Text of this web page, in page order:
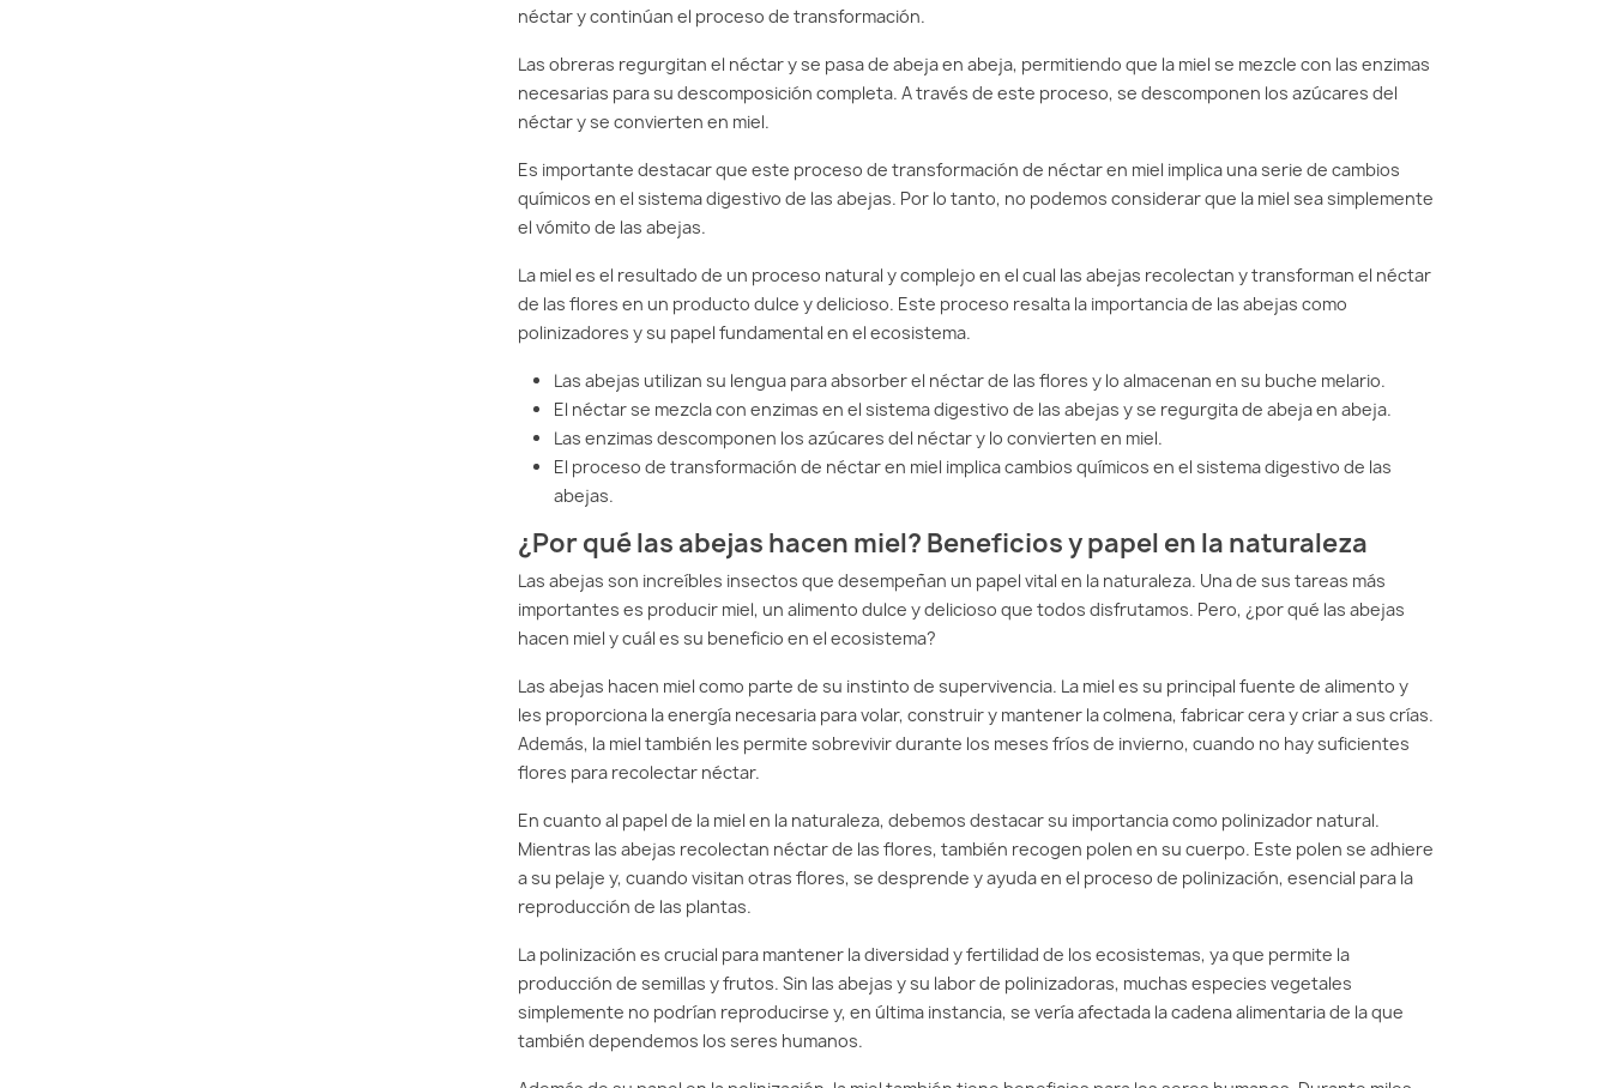
néctar y continúan el proceso de transformación.
Las obreras regurgitan el néctar y se pasa de abeja en abeja, permitiendo que la miel se mezcle con las enzimas
necesarias para su descomposición completa. A través de este proceso, se descomponen los azúcares del
néctar y se convierten en miel.
Es importante destacar que este proceso de transformación de néctar en miel implica una serie de cambios
químicos en el sistema digestivo de las abejas. Por lo tanto, no podemos considerar que la miel sea simplemente
el vómito de las abejas.
La miel es el resultado de un proceso natural y complejo en el cual las abejas recolectan y transforman el néctar
de las flores en un producto dulce y delicioso. Este proceso resalta la importancia de las abejas como
polinizadores y su papel fundamental en el ecosistema.
Las abejas utilizan su lengua para absorber el néctar de las flores y lo almacenan en su buche melario.
El néctar se mezcla con enzimas en el sistema digestivo de las abejas y se regurgita de abeja en abeja.
Las enzimas descomponen los azúcares del néctar y lo convierten en miel.
El proceso de transformación de néctar en miel implica cambios químicos en el sistema digestivo de las
abejas.
¿Por qué las abejas hacen miel? Beneficios y papel en la naturaleza
Las abejas son increíbles insectos que desempeñan un papel vital en la naturaleza. Una de sus tareas más
importantes es producir miel, un alimento dulce y delicioso que todos disfrutamos. Pero, ¿por qué las abejas
hacen miel y cuál es su beneficio en el ecosistema?
Las abejas hacen miel como parte de su instinto de supervivencia. La miel es su principal fuente de alimento y
les proporciona la energía necesaria para volar, construir y mantener la colmena, fabricar cera y criar a sus crías.
Además, la miel también les permite sobrevivir durante los meses fríos de invierno, cuando no hay suficientes
flores para recolectar néctar.
En cuanto al papel de la miel en la naturaleza, debemos destacar su importancia como polinizador natural.
Mientras las abejas recolectan néctar de las flores, también recogen polen en su cuerpo. Este polen se adhiere
a su pelaje y, cuando visitan otras flores, se desprende y ayuda en el proceso de polinización, esencial para la
reproducción de las plantas.
La polinización es crucial para mantener la diversidad y fertilidad de los ecosistemas, ya que permite la
producción de semillas y frutos. Sin las abejas y su labor de polinizadoras, muchas especies vegetales
simplemente no podrían reproducirse y, en última instancia, se vería afectada la cadena alimentaria de la que
también dependemos los seres humanos.